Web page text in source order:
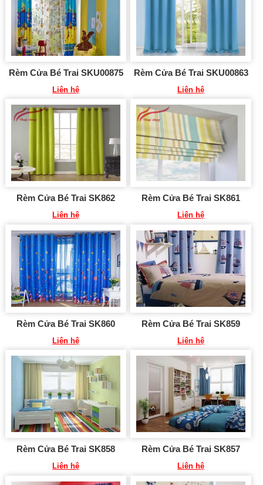
Rèm Cửa Bé Trai SKU00875
Liên hệ
Rèm Cửa Bé Trai SKU00863
Liên hệ
Rèm Cửa Bé Trai SK862
Liên hệ
Rèm Cửa Bé Trai SK861
Liên hệ
Rèm Cửa Bé Trai SK860
Liên hệ
Rèm Cửa Bé Trai SK859
Liên hệ
Rèm Cửa Bé Trai SK858
Liên hệ
Rèm Cửa Bé Trai SK857
Liên hệ